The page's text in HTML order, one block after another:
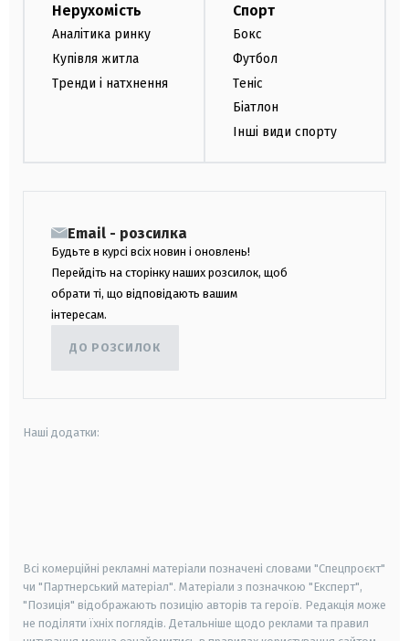
Нерухомість
Аналітика ринку
Купівля житла
Тренди і натхнення
Спорт
Бокс
Футбол
Теніс
Біатлон
Інші види спорту
Email - розсилка
Будьте в курсі всіх новин і оновлень!
Перейдіть на сторінку наших розсилок, щоб
обрати ті, що відповідають вашим
інтересам.
ДО РОЗСИЛОК
Наші додатки:
Всі комерційні рекламні матеріали позначені словами "Спецпроєкт"
чи "Партнерський матеріал". Матеріали з позначкою "Експерт",
"Позиція" відображають позицію авторів та героїв. Редакція може
не поділяти їхніх поглядів. Детальніше щодо реклами та правил